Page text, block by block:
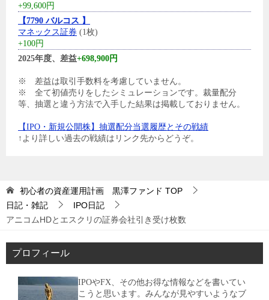
+99,600円
【7790 バルコス 】
マネックス証券 (1枚)
+100円
2025年度、差益+698,900円
※ 差益は取引手数料を考慮していません。
※ 全て初値売りをしたシミュレーションです。裁量配分
等、抽選と違う方法で入手した結果は掲載しておりません。
【IPO・新規公開株】抽選配分当選履歴とその戦績
↑より詳しい過去の戦績はリンク先からどうぞ。
初心者の資産運用計画 黒澤ファンド TOP
日記・雑記
IPO日記
アニコムHDとエスクリの証券会社引き受け枚数
プロフィール
IPOやFX、その他お得な情報などを書いてい
こうと思います。みんなが見やすいようなブ